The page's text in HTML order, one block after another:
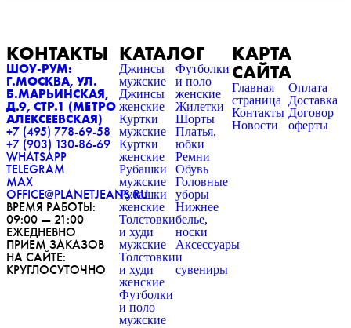
КОНТАКТЫ
ШОУ-РУМ:
Г.МОСКВА, УЛ.
Б.МАРЬИНСКАЯ,
Д.9, СТР.1 (МЕТРО
АЛЕКСЕЕВСКАЯ)
+7 (495) 778-69-58
+7 (903) 130-86-69
WHATSAPP
TELEGRAM
MAX
OFFICE@PLANETJEANS.RU
ВРЕМЯ РАБОТЫ:
09:00 — 21:00
ЕЖЕДНЕВНО
ПРИЕМ ЗАКАЗОВ
НА САЙТЕ:
КРУГЛОСУТОЧНО
КАТАЛОГ
Джинсы
мужские
Джинсы
женские
Куртки
мужские
Куртки
женские
Рубашки
мужские
Рубашки
женские
Толстовки
и худи
мужские
Толстовки
и худи
женские
Футболки
и поло
мужские
Футболки
и поло
женские
Жилетки
Шорты
Платья,
юбки
Ремни
Обувь
Головные
уборы
Нижнее
белье,
носки
Аксессуары
и
сувениры
КАРТА
САЙТА
Главная
страница
Контакты
Новости
Оплата
Доставка
Договор
оферты